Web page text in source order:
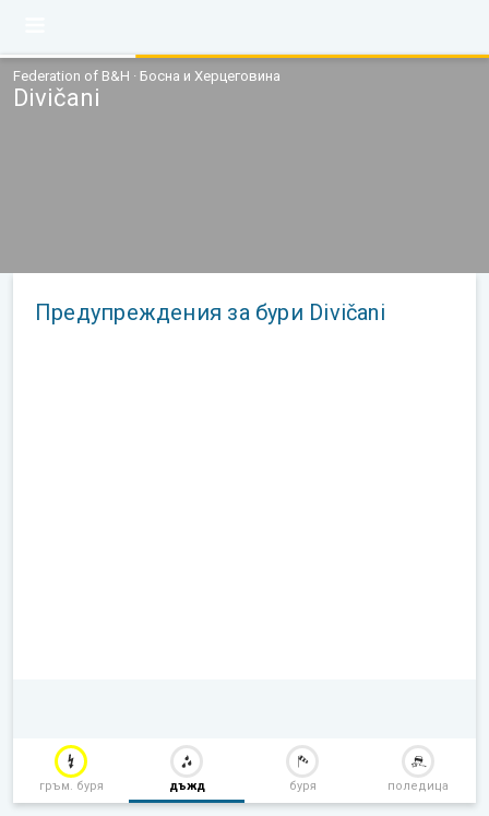
Federation of B&H · Босна и Херцеговина
Divičani
Предупреждения за бури Divičani
гръм. буря дъжд буря поледица